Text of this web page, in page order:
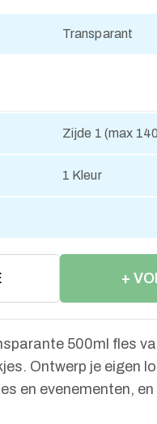
Transparant
Zijde 1 (max
1 Kleur
+
500ml fles
Ontwerp je eigen
en evenementen,